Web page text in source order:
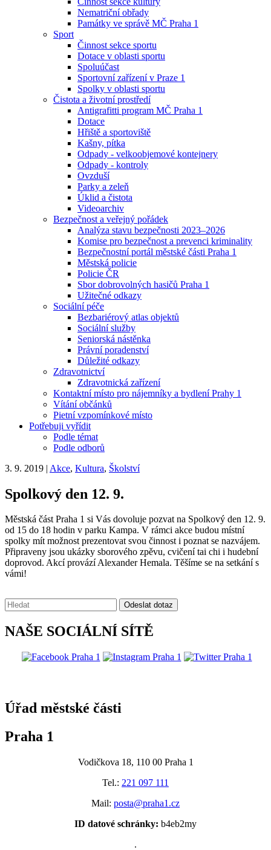
Nematriční obřady
Památky ve správě MČ Praha 1
Sport
Činnost sekce sportu
Dotace v oblasti sportu
Spoluúčast
Sportovní zařízení v Praze 1
Spolky v oblasti sportu
Čistota a životní prostředí
Antigrafitti program MČ Praha 1
Dotace
Hřiště a sportoviště
Kašny, pítka
Odpady - velkoobjemové kontejnery
Odpady - kontroly
Ovzduší
Parky a zeleň
Úklid a čistota
Videoarchiv
Bezpečnost a veřejný pořádek
Analýza stavu bezpečnosti 2023–2026
Komise pro bezpečnost a prevenci kriminality
Bezpečnostní portál městské části Praha 1
Městská policie
Policie ČR
Sbor dobrovolných hasičů Praha 1
Užitečné odkazy
Sociální péče
Bezbariérový atlas objektů
Sociální služby
Seniorská nástěnka
Právní poradenství
Důležité odkazy
Zdravotnictví
Zdravotnická zařízení
Kontaktní místo pro nájemníky a bydlení Prahy 1
Vítání občánků
Pietní vzpomínkové místo
Potřebuji vyřídit
Podle témat
Podle odborů
3. 9. 2019 | Akce, Kultura, Školství
Spolkový den 12. 9.
Městská část Praha 1 si Vás dovoluje pozvat na Spolkový den 12. 9.
od 15 do 18 hodin v parku Kampa. V rámci akce budou místní
spolky mít možnost prezentovat svou činnost i poznat se nazvájem.
Připraveny jsou ukázky sborového zpěvu, cvičení tai chi i hudební
doprovod. Akcí provází Alexander Hemala. Těšíme se na setkání s
vámi!
Vyhledávání: Odeslat dotaz
NAŠE SOCIÁLNÍ SÍTĚ
Úřad městské části
Praha 1
Vodičkova 18, 110 00 Praha 1
Tel.: 221 097 111
Mail: posta@praha1.cz
ID datové schránky: b4eb2my
.